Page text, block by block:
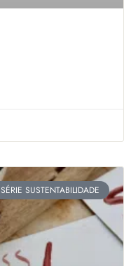
SÉRIE SUSTENTABILIDADE